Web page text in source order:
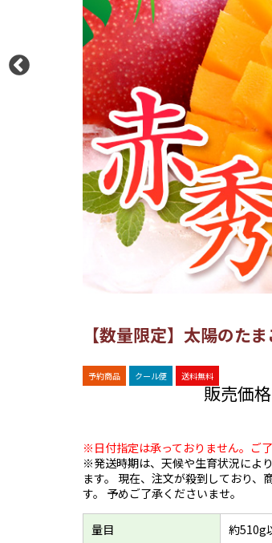
【数量限定】太陽のた
予約商品 クール便 送料無料
販売価格
※日付指定は承っておりません。ご了
※発送時期は、天候や生育状況によ
ます。 現在、注文が殺到しており、
す。 予めご了承くださいませ。
量目
約510g